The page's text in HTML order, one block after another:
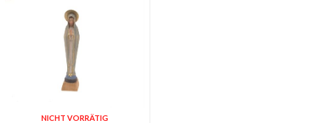
NICHT VORRÄTIG